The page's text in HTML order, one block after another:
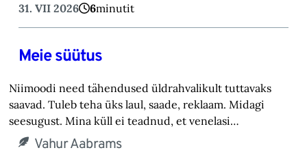
31. VII 2026 6minutit
Meie süütus
Niimoodi need tähendused üldrahvalikult tuttavaks
saavad. Tuleb teha üks laul, saade, reklaam. Midagi
seesugust. Mina küll ei teadnud, et venelasi…
Vahur Aabrams